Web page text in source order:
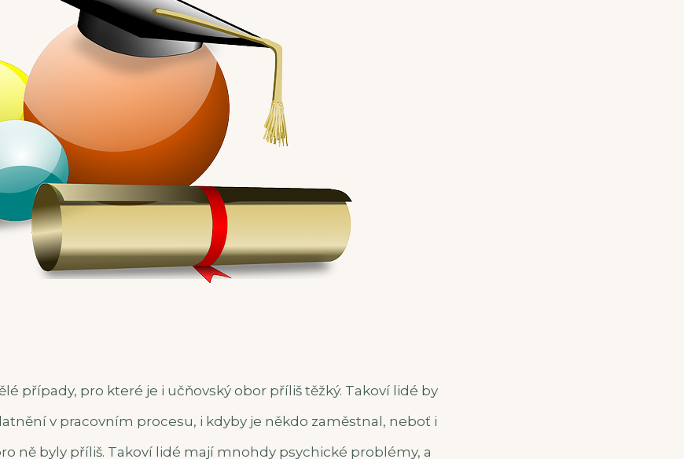
případy, pro které je i učňovský obor příliš těžký. Takoví lidé by
v pracovním procesu, i kdyby je někdo zaměstnal, neboť i
ně byly příliš. Takoví lidé mají mnohdy psychické problémy, a